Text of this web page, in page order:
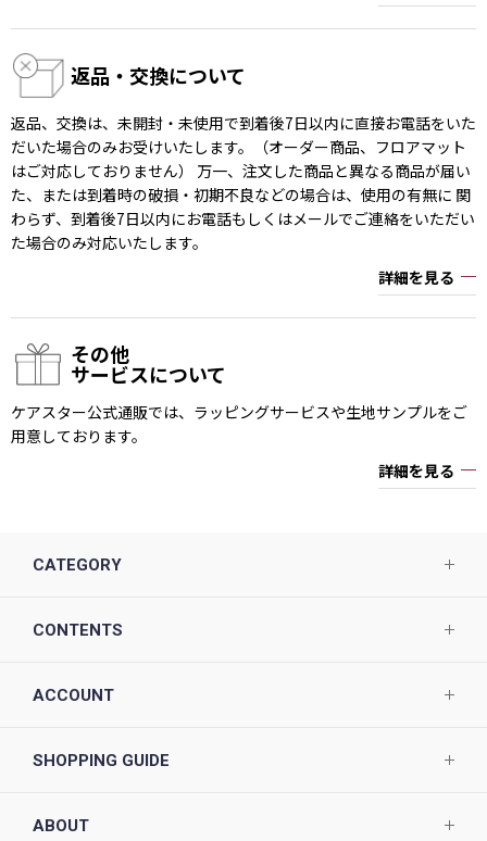
返品・交換について
返品、交換は、未開封・未使用で到着後7日以内に直接お電話をいた
だいた場合のみお受けいたします。（オーダー商品、フロアマット
はご対応しておりません） 万一、注文した商品と異なる商品が届い
た、または到着時の破損・初期不良などの場合は、使用の有無に 関
わらず、到着後7日以内にお電話もしくはメールでご連絡をいただい
た場合のみ対応いたします。
詳細を見る
その他
サービスについて
ケアスター公式通販では、ラッピングサービスや生地サンプルをご
用意しております。
詳細を見る
CATEGORY
CONTENTS
ACCOUNT
SHOPPING GUIDE
ABOUT